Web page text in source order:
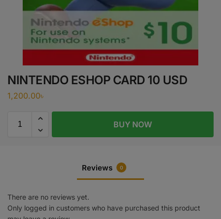
NINTENDO ESHOP CARD 10 USD
1,200.00৳
BUY NOW
Reviews 0
There are no reviews yet.
Only logged in customers who have purchased this product